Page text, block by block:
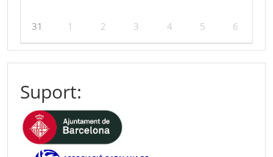
31 1 2 3 4 5 6
Suport: